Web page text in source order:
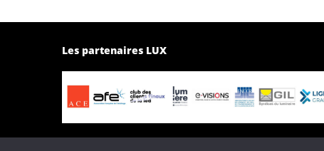
Les partenaires LUX